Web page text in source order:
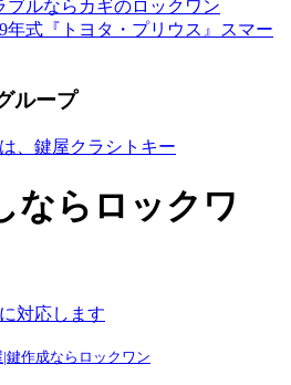
年式『トヨタ・プリウス』スマー
ループ
ならロックワ
鍵作成ならロックワン